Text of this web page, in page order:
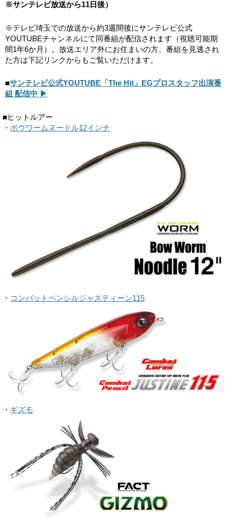
※サンテレビ放送から11日後）
※テレビ埼玉での放送から約3週間後にサンテレビ公式
YOUTUBEチャンネルにて同番組が配信されます（視聴可能期
間1年6か月）。放送エリア外にお住まいの方、番組を見逃され
た方は下記リンクからもご覧いただけます。
■サンテレビ公式YOUTUBE「The Hit」EGプロスタッフ出演番
組 配信中 ▶
■ヒットルアー
・ ボウワームヌードル12インチ
・ コンバットペンシルジャスティーン115
・ ギズモ